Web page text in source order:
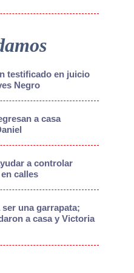
testificado en juicio
Negro
a casa
a controlar
calles
una garrapata;
a casa y Victoria